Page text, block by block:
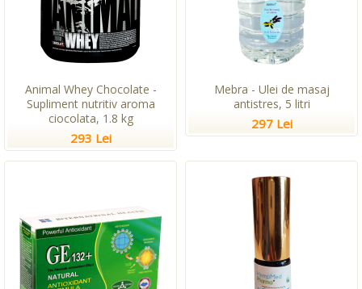
Animal Whey Chocolate -
Supliment nutritiv aroma
ciocolata, 1.8 kg
293 Lei
Mebra - Ulei de masaj
antistres, 5 litri
297 Lei